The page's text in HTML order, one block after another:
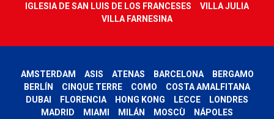
IGLESIA DE SAN LUIS DE LOS FRANCESES
VILLA JULIA
VILLA FARNESINA
AMSTERDAM ASIS ATENAS BARCELONA
BERGAMO
BERLÍN
CINQUE TERRE COMO
COSTA AMALFITANA
DUBAI
FLORENCIA HONG KONG LECCE
LONDRES
MADRID
MIAMI MILÁN MOSCÙ
NÁPOLES